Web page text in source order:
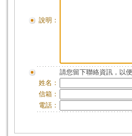
說明：
請您留下聯絡資訊，以
姓名：
信箱：
電話：